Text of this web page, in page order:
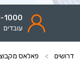
1000
עובדים
דרושים > פאלאס